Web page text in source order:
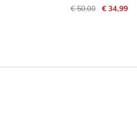
Prijs verlaagd van
€ 50,00naar
€ 34,99